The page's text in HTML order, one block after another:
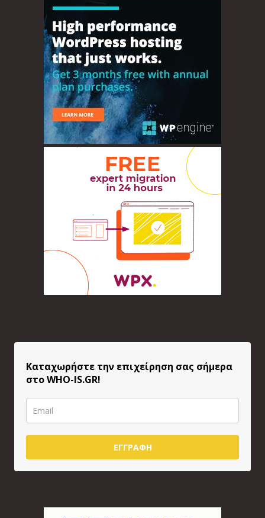
Καταχωρήστε την επιχείρηση σας σήμερα
στο WHO-IS.GR!
ΕΓΓΡΑΦΗ